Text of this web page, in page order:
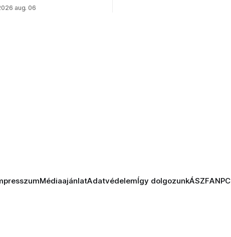
humorról, származásról és
aug. 06
discgolfpályáján rendeznek meg.
MédiaajánlatAdatvédelemÍgy dolgozunkÁSZFANPC